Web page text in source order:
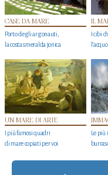
CASE DA MARE
Porto degli argonauti,
la costa smeralda jonica
IL
I cibi
UN MARE DI ARTE
I più famosi quadri
di mare copiati per voi
Le più